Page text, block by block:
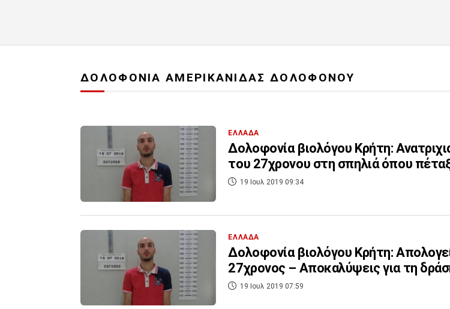
ΔΟΛΟΦΟΝΙΑ ΑΜΕΡΙΚΑΝΙΔΑΣ ΔΟΛΟΦΟΝΟΥ
ΕΛΛΑΔΑ
Δολοφονία βιολόγου Κρήτη:
του 27χρονου στη σπηλιά όπου
19 Ιουλ 2019 09:34
ΕΛΛΑΔΑ
Δολοφονία βιολόγου Κρήτη:
27χρονος – Αποκαλύψεις για τη
19 Ιουλ 2019 07:59